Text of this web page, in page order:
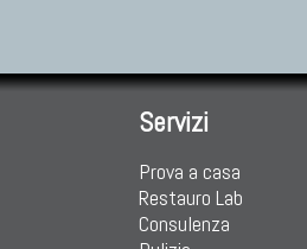
Servizi
Prova a casa
Restauro Lab
Consulenza